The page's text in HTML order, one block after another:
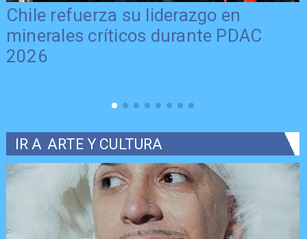
Chile refuerza su liderazgo en
minerales críticos durante PDAC
2026
IR A ARTE Y CULTURA